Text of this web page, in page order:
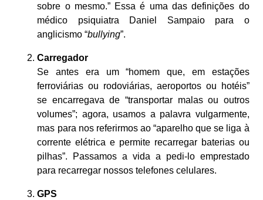
sobre o mesmo.” Essa é uma das definições do
médico psiquiatra Daniel Sampaio para o
anglicismo “bullying”.
Carregador
Se antes era um “homem que, em estações
ferroviárias ou rodoviárias, aeroportos ou hotéis”
se encarregava de “transportar malas ou outros
volumes”; agora, usamos a palavra vulgarmente,
mas para nos referirmos ao “aparelho que se liga à
corrente elétrica e permite recarregar baterias ou
pilhas”. Passamos a vida a pedi-lo emprestado
para recarregar nossos telefones celulares.
GPS